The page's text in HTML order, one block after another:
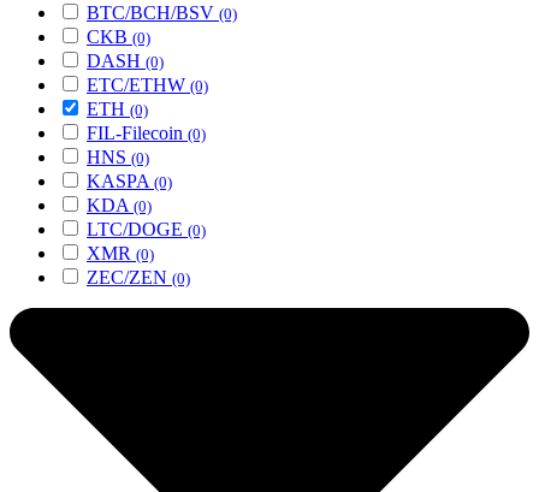
BTC/BCH/BSV (0)
CKB (0)
DASH (0)
ETC/ETHW (0)
ETH (0)
FIL-Filecoin (0)
HNS (0)
KASPA (0)
KDA (0)
LTC/DOGE (0)
XMR (0)
ZEC/ZEN (0)